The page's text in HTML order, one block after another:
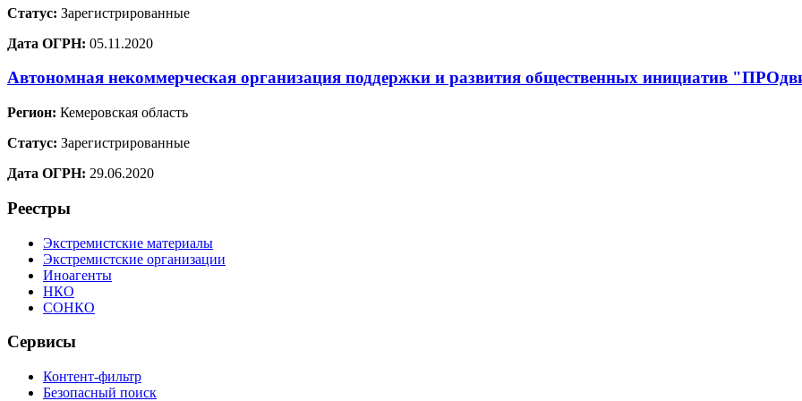
Статус: Зарегистрированные
Дата ОГРН: 05.11.2020
Автономная некоммерческая организация поддержки и развития общественных инициатив
Регион: Кемеровская область
Статус: Зарегистрированные
Дата ОГРН: 29.06.2020
Реестры
Экстремистские материалы
Экстремистские организации
Иноагенты
НКО
СОНКО
Сервисы
Контент-фильтр
Безопасный поиск